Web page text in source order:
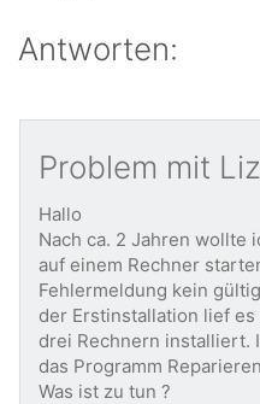
Antworten:
Problem mit
Hallo
Nach ca. 2 Jahren wollte
auf einem Rechner
Fehlermeldung kein
der Erstinstallation lief
drei Rechnern installiert.
das Programm
Was ist zu tun ?